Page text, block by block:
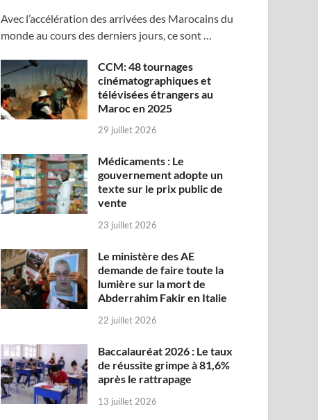
Avec l’accélération des arrivées des Marocains du
monde au cours des derniers jours, ce sont …
CCM: 48 tournages
cinématographiques et
télévisées étrangers au
Maroc en 2025
29 juillet 2026
Médicaments : Le
gouvernement adopte un
texte sur le prix public de
vente
23 juillet 2026
Le ministère des AE
demande de faire toute la
lumière sur la mort de
Abderrahim Fakir en Italie
22 juillet 2026
Baccalauréat 2026 : Le taux
de réussite grimpe à 81,6%
après le rattrapage
13 juillet 2026